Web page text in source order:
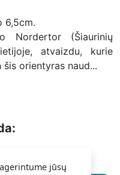
jūsų
6,5cm.
Nordertor (Šiaurinių
atvaizdu, kurie
orientyras naud...
1.99 €